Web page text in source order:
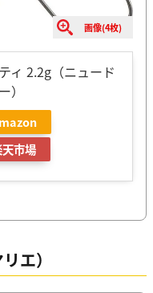
画像(4枚)
ィ 2.2g（ニュード
）
市場
エ）